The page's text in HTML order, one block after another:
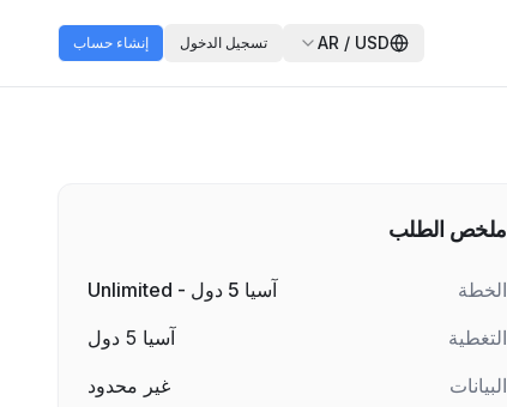
AR / USD تسجيل الدخول إنشاء حساب
ملخص الطلب
الخطة
آسيا 5 دول - Unlimited
التغطية
آسيا 5 دول
البيانات
غير محدود